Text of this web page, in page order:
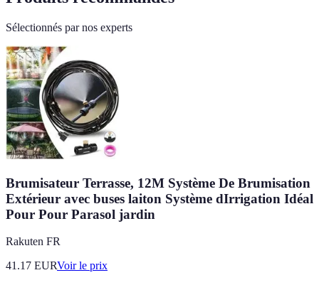
Sélectionnés par nos experts
Brumisateur Terrasse, 12M Système De Brumisation
Extérieur avec buses laiton Système dIrrigation Idéal
Pour Pour Parasol jardin
Rakuten FR
41.17 EURVoir le prix